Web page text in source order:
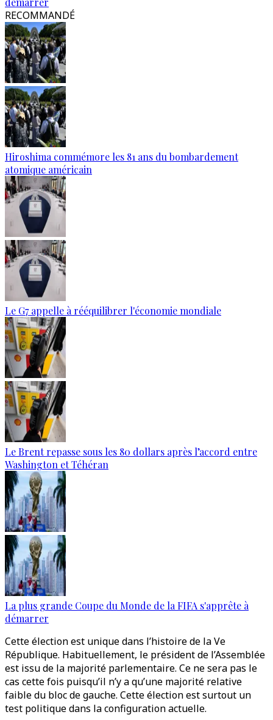
RECOMMANDÉ
Hiroshima commémore les 81 ans du bombardement
atomique américain
Le G7 appelle à rééquilibrer l'économie mondiale
Le Brent repasse sous les 80 dollars après l’accord entre
Washington et Téhéran
La plus grande Coupe du Monde de la FIFA s'apprête à
démarrer
Cette élection est unique dans l’histoire de la Ve
République. Habituellement, le président de l’Assemblée
est issu de la majorité parlementaire. Ce ne sera pas le
cas cette fois puisqu’il n’y a qu’une majorité relative
faible du bloc de gauche. Cette élection est surtout un
test politique dans la configuration actuelle.